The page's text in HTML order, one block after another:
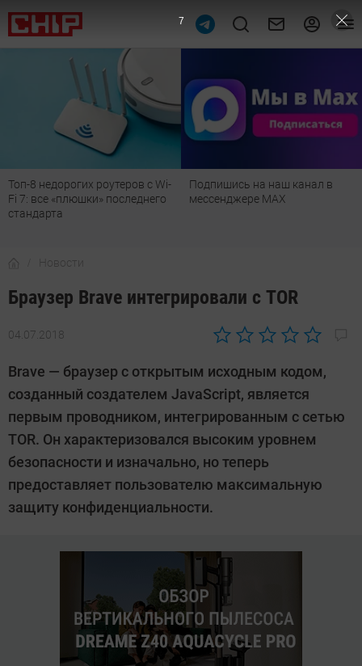
Топ-8 недорогих роутеров с Wi-
Fi 7: все «плюшки» последнего
стандарта
Подпишись на наш канал в
мессенджере МАХ
Новости
Браузер Brave интегрировали с TOR
04.07.2018
Автор:
Brave — браузер с открытым исходным кодом,
созданный создателем JavaScript, является
первым проводником, интегрированным с сетью
TOR. Он характеризовался высоким уровнем
безопасности и изначально, но теперь
предоставляет пользователю максимальную
защиту конфиденциальности.
6